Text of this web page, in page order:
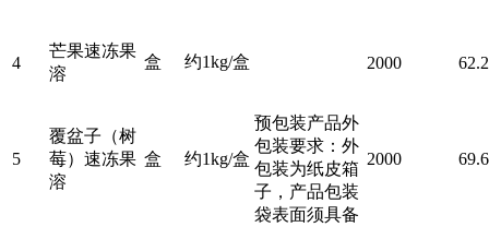
预包装产品外
包装要求：外
包装为纸皮箱
子，产品包装
袋表面须具备
4
芒果速冻果
溶
盒 约1kg/盒 2000
5
覆盆子（树
莓）速冻果
溶
盒 约1kg/盒 2000